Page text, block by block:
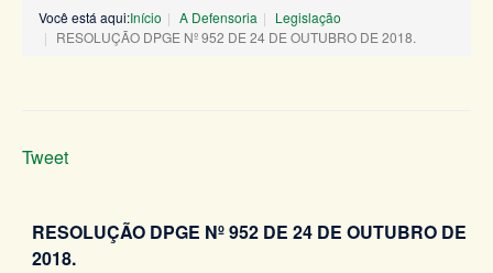
Você está aqui:Início A Defensoria
Legislação
RESOLUÇÃO DPGE Nº 952 DE 24 DE OUTUBRO DE 2018.
Tweet
RESOLUÇÃO DPGE Nº 952 DE 24 DE OUTUBRO DE
2018.